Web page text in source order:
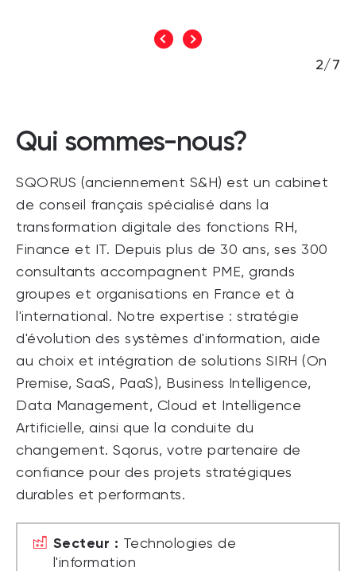
2/7
Qui sommes-nous?
SQORUS (anciennement S&H) est un cabinet
de conseil français spécialisé dans la
transformation digitale des fonctions RH,
Finance et IT. Depuis plus de 30 ans, ses 300
consultants accompagnent PME, grands
groupes et organisations en France et à
l'international. Notre expertise : stratégie
d'évolution des systèmes d'information, aide
au choix et intégration de solutions SIRH (On
Premise, SaaS, PaaS), Business Intelligence,
Data Management, Cloud et Intelligence
Artificielle, ainsi que la conduite du
changement. Sqorus, votre partenaire de
confiance pour des projets stratégiques
durables et performants.
Secteur : Technologies de
l'information